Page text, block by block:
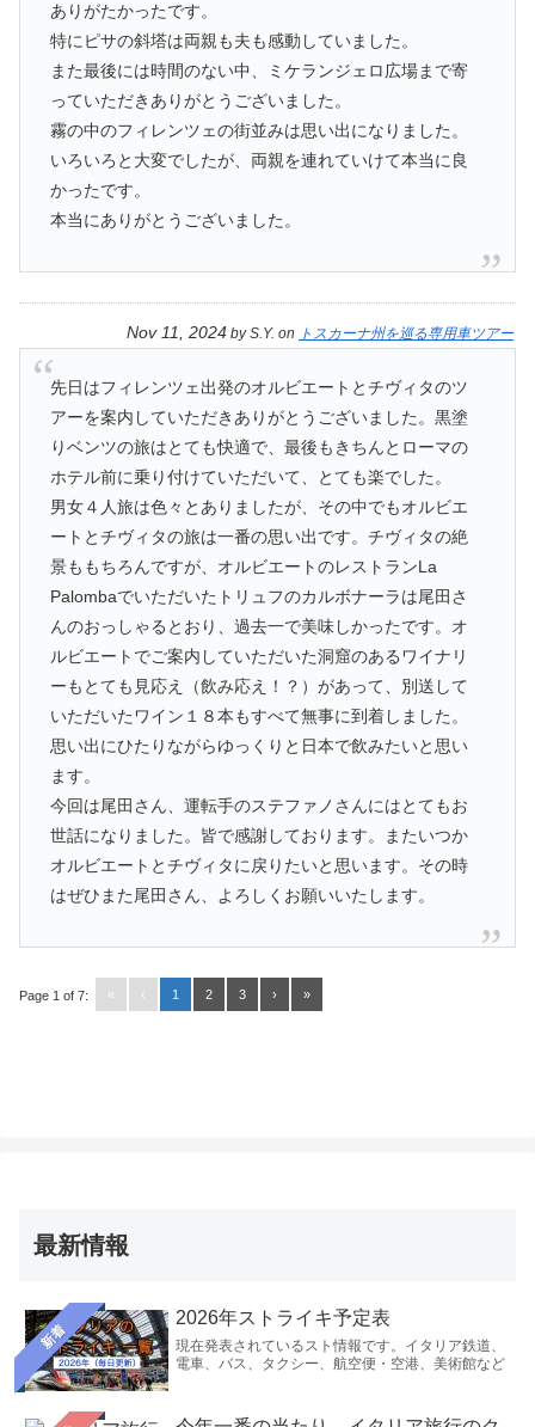
ありがたかったです。
特にピサの斜塔は両親も夫も感動していました。
また最後には時間のない中、ミケランジェロ広場まで寄
っていただきありがとうございました。
霧の中のフィレンツェの街並みは思い出になりました。
いろいろと大変でしたが、両親を連れていけて本当に良
かったです。
本当にありがとうございました。
Nov 11, 2024 byS.Y. on トスカーナ州を巡る専用車ツアー
先日はフィレンツェ出発のオルビエートとチヴィタのツ
アーを案内していただきありがとうございました。黒塗
りベンツの旅はとても快適で、最後もきちんとローマの
ホテル前に乗り付けていただいて、とても楽でした。
男女４人旅は色々とありましたが、その中でもオルビエ
ートとチヴィタの旅は一番の思い出です。チヴィタの絶
景ももちろんですが、オルビエートのレストランLa
Palombaでいただいたトリュフのカルボナーラは尾田さ
んのおっしゃるとおり、過去一で美味しかったです。オ
ルビエートでご案内していただいた洞窟のあるワイナリ
ーもとても見応え（飲み応え！？）があって、別送して
いただいたワイン１８本もすべて無事に到着しました。
思い出にひたりながらゆっくりと日本で飲みたいと思い
ます。
今回は尾田さん、運転手のステファノさんにはとてもお
世話になりました。皆で感謝しております。またいつか
オルビエートとチヴィタに戻りたいと思います。その時
はぜひまた尾田さん、よろしくお願いいたします。
Page 1 of 7: « ‹ 1 2 3 › »
最新情報
新着
2026年ストライキ予定表
現在発表されているスト情報です。イタリア鉄道、
電車、バス、タクシー、航空便・空港、美術館など